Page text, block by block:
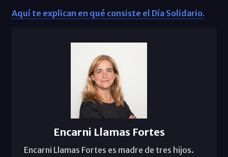
Aquí te explican en qué consiste el Día Solidario.
Encarni Llamas Fortes
Encarni Llamas Fortes es madre de tres hijos.